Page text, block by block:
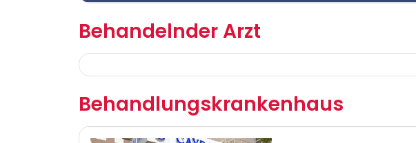
Behandelnder Arzt
Behandlungskrankenhaus